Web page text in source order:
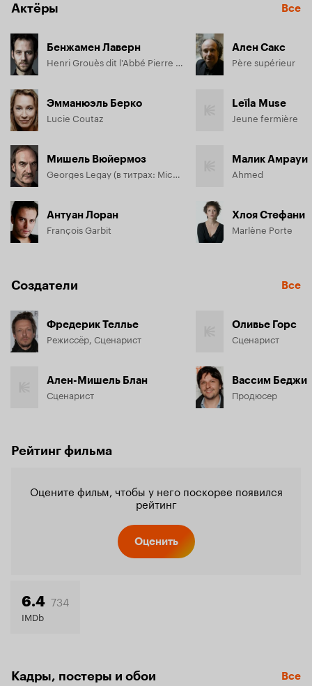
Актёры Все
Бенжамен Лаверн
Henri Grouès dit l'Abbé Pierre (в титрах: Benjamin Lavernhe de la Comédie Française)
Эмманюэль Берко
Lucie Coutaz
Мишель Вюйермоз
Georges Legay (в титрах: Michel Vuillermoz de la Comédie Française)
Антуан Лоран
François Garbit
Ален Сакс
Père supérieur
Leïla Muse
Jeune fermière
Малик Амрауи
Ahmed
Хлоя Стефани
Marlène Porte
Создатели Все
Фредерик Теллье
Режиссёр, Сценарист
Ален-Мишель Блан
Сценарист
Оливье Горс
Сценарист
Вассим Беджи
Продюсер
Рейтинг фильма
Оцените фильм, чтобы у него поскорее появился
рейтинг
Оценить
6.4 734
IMDb
Кадры, постеры и обои Все